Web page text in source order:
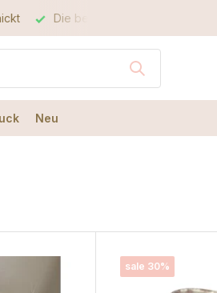
Der beste Service
Neu
sale 30%